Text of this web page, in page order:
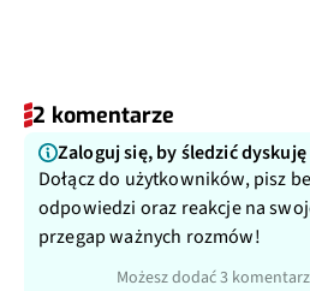
2 komentarze
Zaloguj się, by śledzić dyskuję
Dołącz do użytkowników, pisz
odpowiedzi oraz reakcje na
przegap ważnych rozmów!
Możesz dodać 3